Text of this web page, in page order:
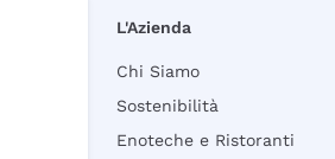
L'Azienda
Chi Siamo
Sostenibilità
Enoteche e Ristoranti